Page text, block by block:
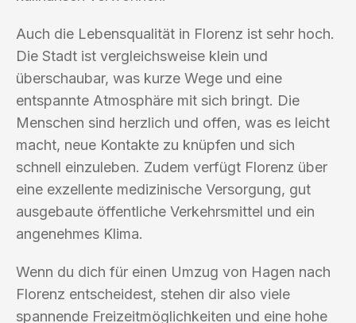
Auch die Lebensqualität in Florenz ist sehr hoch.
Die Stadt ist vergleichsweise klein und
überschaubar, was kurze Wege und eine
entspannte Atmosphäre mit sich bringt. Die
Menschen sind herzlich und offen, was es leicht
macht, neue Kontakte zu knüpfen und sich
schnell einzuleben. Zudem verfügt Florenz über
eine exzellente medizinische Versorgung, gut
ausgebaute öffentliche Verkehrsmittel und ein
angenehmes Klima.
Wenn du dich für einen Umzug von Hagen nach
Florenz entscheidest, stehen dir also viele
spannende Freizeitmöglichkeiten und eine hohe